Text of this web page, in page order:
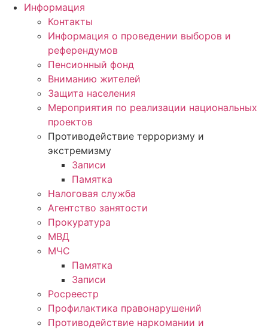
Информация
Контакты
Информация о проведении выборов и
референдумов
Пенсионный фонд
Вниманию жителей
Защита населения
Мероприятия по реализации национальных
проектов
Противодействие терроризму и
экстремизму
Записи
Памятка
Налоговая служба
Агентство занятости
Прокуратура
МВД
МЧС
Памятка
Записи
Росреестр
Профилактика правонарушений
Противодействие наркомании и